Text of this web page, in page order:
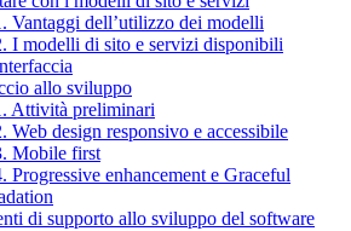
Vantaggi dell’utilizzo dei modelli
I modelli di sito e servizi disponibili
allo sviluppo
Attività preliminari
Web design responsivo e accessibile
Mobile first
Progressive enhancement e Graceful
di supporto allo sviluppo del software